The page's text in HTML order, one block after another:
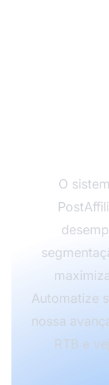
O
Automatize
nossa
RTB e